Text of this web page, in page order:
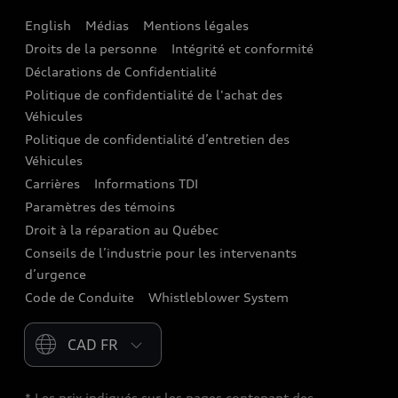
Audi connect
Assistance routière
Audi Care
Centres de carrosserie Audi
Garanties Audi et couverture
English Médias
Mentions légales
Droits de la personne
Intégrité et conformité
Déclarations de Confidentialité
Politique de confidentialité de l'achat des
Véhicules
Politique de confidentialité d’entretien des
Véhicules
Carrières
Informations TDI
Paramètres des témoins
Droit à la réparation au Québec
Conseils de l’industrie pour les intervenants
d’urgence
Code de Conduite
Whistleblower System
Please select country